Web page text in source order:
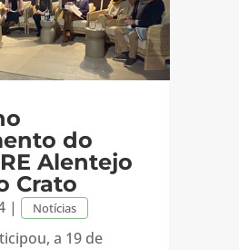
do
Alentejo
Crato
| Notícias
a 19 de